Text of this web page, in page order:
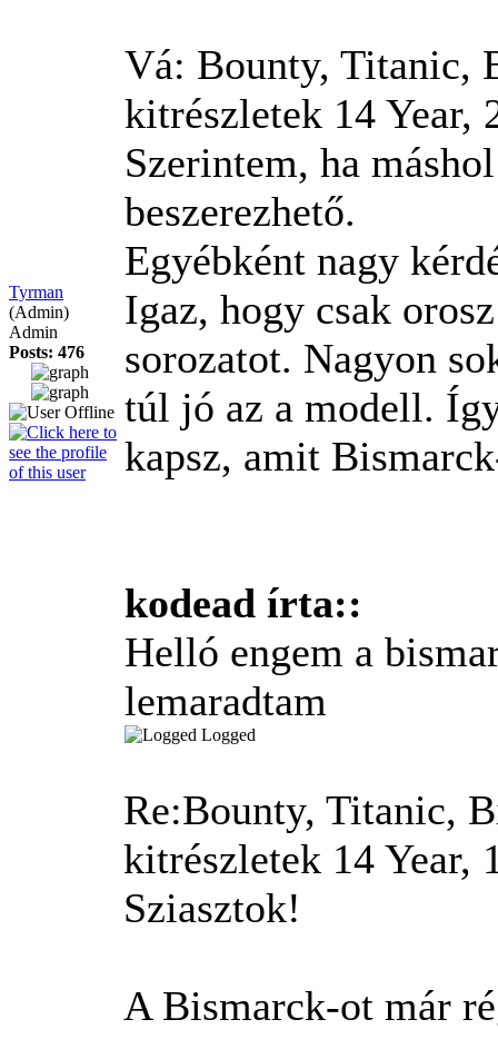
Tyrman
(Admin)
Admin
Posts: 476
Vá: Bounty, Titanic,
kitrészletek 14 Year,
Szerintem, ha
beszerezhető.
Egyébként nagy
Igaz, hogy csak
sorozatot. Nagyon
túl jó az a modell.
kapsz, amit
kodead írta::
Helló engem a
lemaradtam
Logged
Re:Bounty, Titanic,
kitrészletek 14 Year,
Sziasztok!
A Bismarck-ot már